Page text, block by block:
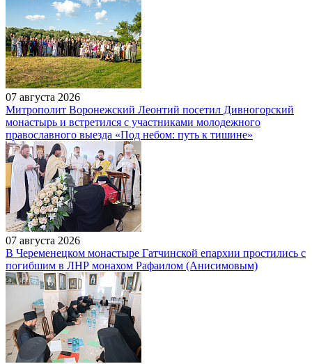
07 августа 2026
Митрополит Воронежский Леонтий посетил Дивногорский
монастырь и встретился с участниками молодежного
православного выезда «Под небом: путь к тишине»
07 августа 2026
В Череменецком монастыре Гатчинской епархии простились с
погибшим в ЛНР монахом Рафаилом (Анисимовым)